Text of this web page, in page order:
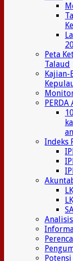
Peta
Talaud
Kajian-
PERDA
Indeks